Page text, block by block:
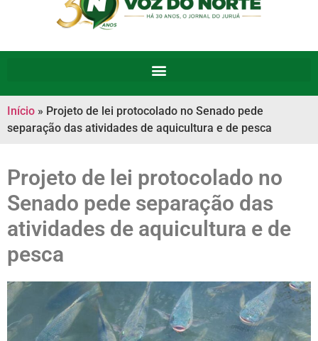
Início » Projeto de lei protocolado no Senado pede
separação das atividades de aquicultura e de pesca
Projeto de lei protocolado no
Senado pede separação das
atividades de aquicultura e de
pesca